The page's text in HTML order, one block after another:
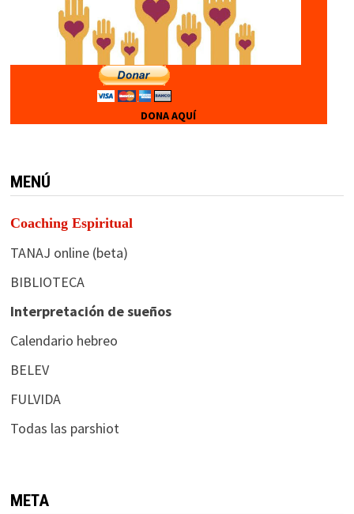
DONA AQUÍ
MENÚ
Coaching Espiritual
TANAJ online (beta)
BIBLIOTECA
Interpretación de sueños
Calendario hebreo
BELEV
FULVIDA
Todas las parshiot
META